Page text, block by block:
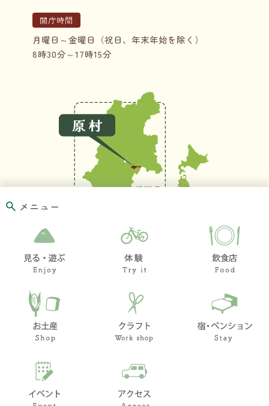
知りたい情報を検索
メニュー
開庁時間
月曜日～金曜日（祝日、年末年始を除く）
8時30分～17時15分
お問い合わせ
このホームページ
著作権と免責事項に
ついて
プライバシーポリシ
© Village Hara